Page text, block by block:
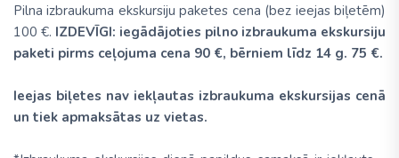
Pilna izbraukuma ekskursiju paketes cena (bez ieejas biļetēm)
100 €. IZDEVĪGI: iegādājoties pilno izbraukuma ekskursiju
paketi pirms ceļojuma cena 90 €, bērniem līdz 14 g. 75 €.
Ieejas biļetes nav iekļautas izbraukuma ekskursijas cenā
un tiek apmaksātas uz vietas.